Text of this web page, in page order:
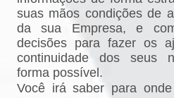
suas mãos condições de
da sua Empresa, e
decisões para fazer os
continuidade dos seus
forma possível.
Você irá saber para